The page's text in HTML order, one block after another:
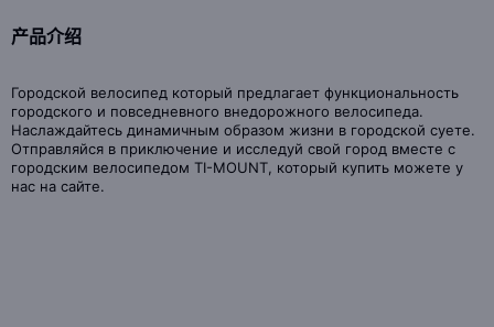
产品介绍
Городской велосипед который предлагает функциональность
городского и повседневного внедорожного велосипеда.
Наслаждайтесь динамичным образом жизни в городской суете.
Отправляйся в приключение и исследуй свой город вместе с
городским велосипедом TI-MOUNT, который купить можете у
нас на сайте.